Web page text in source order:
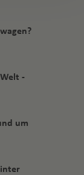
-
um